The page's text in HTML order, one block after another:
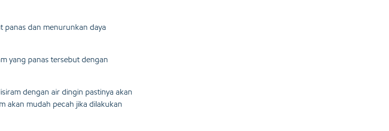
panas dan menurunkan daya
yang panas tersebut dengan
dengan air dingin pastinya akan
akan mudah pecah jika dilakukan